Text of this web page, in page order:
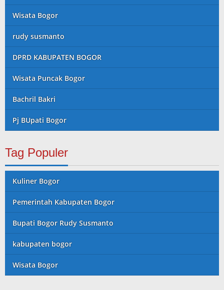
Wisata Bogor
rudy susmanto
DPRD KABUPATEN BOGOR
Wisata Puncak Bogor
Bachril Bakri
Pj BUpati Bogor
Tag Populer
Kuliner Bogor
Pemerintah Kabupaten Bogor
Bupati Bogor Rudy Susmanto
kabupaten bogor
Wisata Bogor